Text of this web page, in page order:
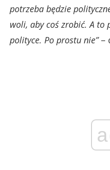
potrzeba będzie
woli, aby coś zrobić. A
polityce. Po prostu nie”–